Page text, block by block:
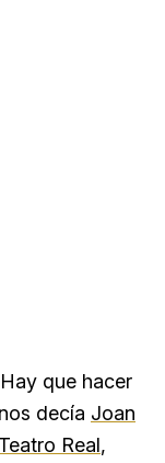
que hacer
decía Joan
Real,